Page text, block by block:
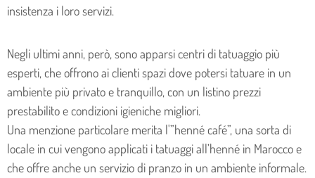
insistenza i loro servizi.
Negli ultimi anni, però, sono apparsi centri di tatuaggio più
esperti, che offrono ai clienti spazi dove potersi tatuare in un
ambiente più privato e tranquillo, con un listino prezzi
prestabilito e condizioni igieniche migliori.
Una menzione particolare merita l'”henné café”, una sorta di
locale in cui vengono applicati i tatuaggi all’henné in Marocco e
che offre anche un servizio di pranzo in un ambiente informale.